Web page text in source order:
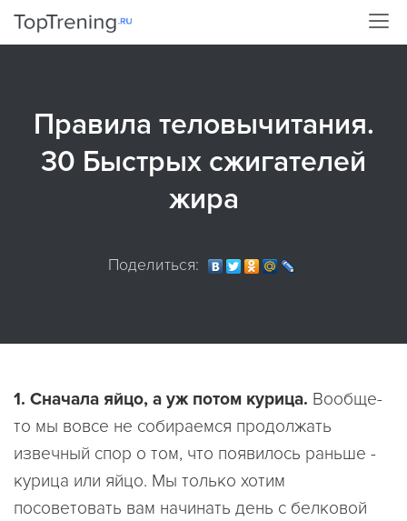
Правила теловычитания.
30 Быстрых сжигателей
жира
Поделиться:
1. Сначала яйцо, а уж потом курица. Вообще-
то мы вовсе не собираемся продолжать
извечный спор о том, что появилось раньше -
курица или яйцо. Мы только хотим
посоветовать вам начинать день с белковой